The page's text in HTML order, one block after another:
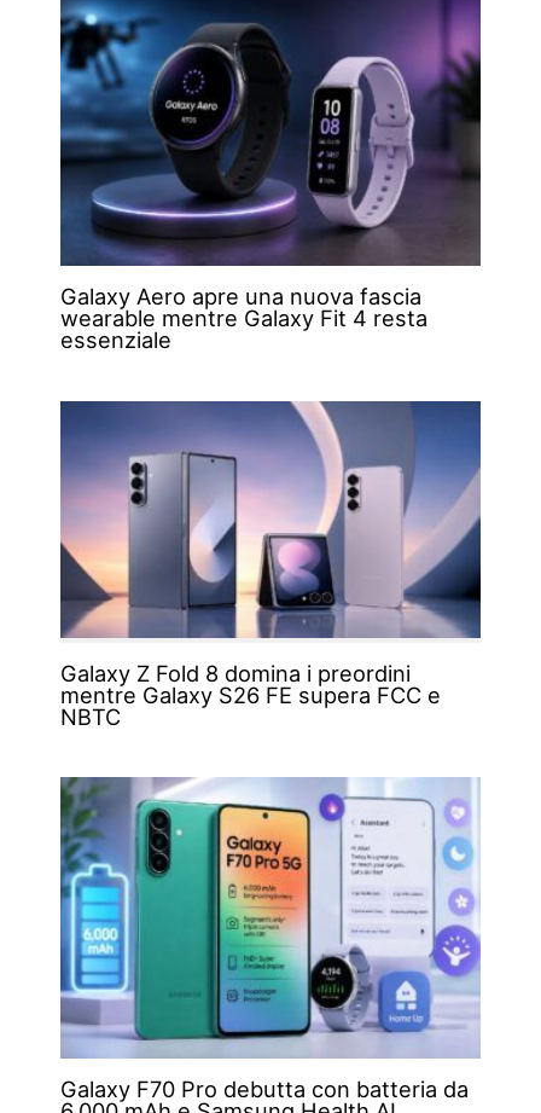
Galaxy Aero apre una nuova fascia
wearable mentre Galaxy Fit 4 resta
essenziale
Galaxy Z Fold 8 domina i preordini
mentre Galaxy S26 FE supera FCC e
NBTC
Galaxy F70 Pro debutta con batteria da